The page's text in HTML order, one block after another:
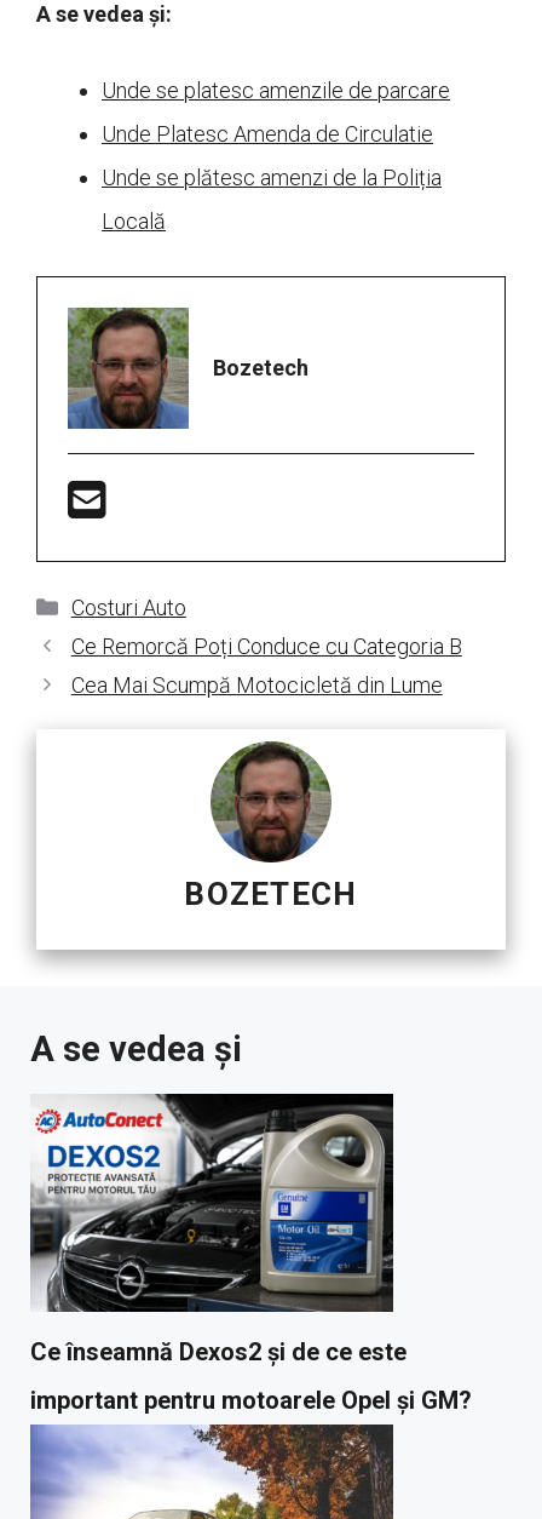
A se vedea și:
Unde se platesc amenzile de parcare
Unde Platesc Amenda de Circulatie
Unde se plătesc amenzi de la Poliția
Locală
Bozetech
Categorii
Costuri Auto
Ce Remorcă Poți Conduce cu Categoria B
Cea Mai Scumpă Motocicletă din Lume
BOZETECH
A se vedea și
Ce înseamnă Dexos2 și de ce este
important pentru motoarele Opel și GM?